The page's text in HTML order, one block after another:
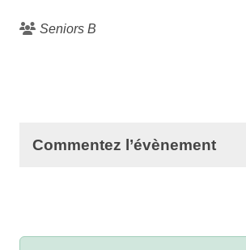
Seniors B
Commentez l’évènement